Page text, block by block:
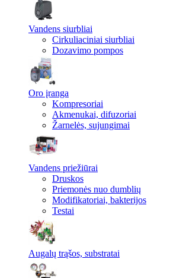
Vandens siurbliai
Cirkuliaciniai siurbliai
Dozavimo pompos
Oro įranga
Kompresoriai
Akmenukai, difuzoriai
Žarnelės, sujungimai
Vandens priežiūrai
Druskos
Priemonės nuo dumblių
Modifikatoriai, bakterijos
Testai
Augalų trąšos, substratai